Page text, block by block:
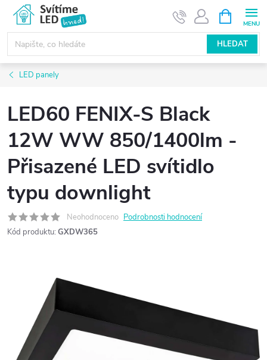
obsah
HLEDAT
NÁKUPNÍ
KOŠÍK
LED panely
LED60 FENIX-S Black
12W WW 850/1400lm -
Přisazené LED svítidlo
typu downlight
Neohodnoceno Podrobnosti hodnocení
Kód produktu: GXDW365